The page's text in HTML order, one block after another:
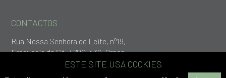
CONTACTOS
Rua Nossa Senhora do Leite, nº19,
Freguesia da Sé, 4700-436, Braga
ESTE SITE USA COOKIES